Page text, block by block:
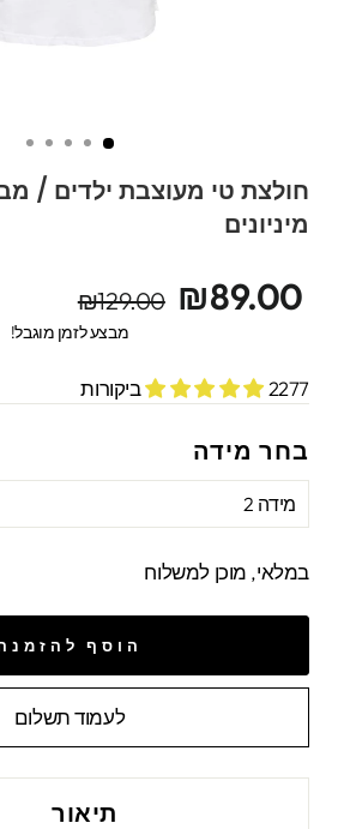
מיניונים
מחיר
מקורי
מחיר
מבצע
₪89.00
₪129.00
מבצע לזמן מוגבל!
2277 ביקורות
בחר מידה
במלאי, מוכן למשלוח
הוסף להזמנה
לעמוד תשלום
תיאור